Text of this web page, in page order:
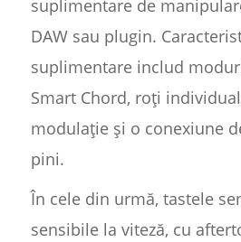
suplimentare de
DAW sau plugin.
suplimentare includ
Smart Chord, roți
modulație și o conexiune
pini.
În cele din urmă, tastele
sensibile la viteză, cu